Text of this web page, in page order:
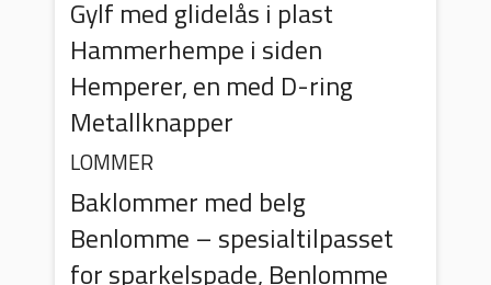
Gylf med glidelås i plast
Hammerhempe i siden
Hemperer, en med D-ring
Metallknapper
LOMMER
Baklommer med belg
Benlomme – spesialtilpasset
for sparkelspade, Benlomme